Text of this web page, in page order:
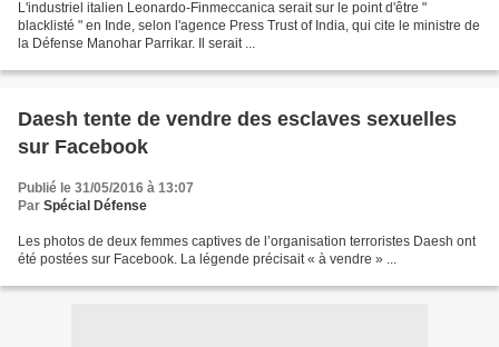
L'industriel italien Leonardo-Finmeccanica serait sur le point d'être "
blacklisté " en Inde, selon l'agence Press Trust of India, qui cite le ministre de
la Défense Manohar Parrikar. Il serait ...
Daesh tente de vendre des esclaves sexuelles
sur Facebook
Publié le 31/05/2016 à 13:07
Par Spécial Défense
Les photos de deux femmes captives de l’organisation terroristes Daesh ont
été postées sur Facebook. La légende précisait « à vendre » ...